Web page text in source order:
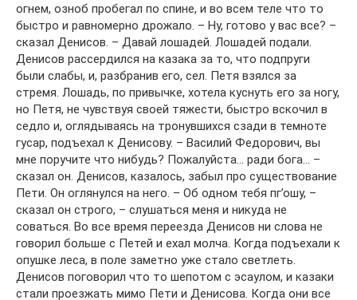
огнем, озноб пробегал по спине, и во всем теле что то
быстро и равномерно дрожало. – Ну, готово у вас все? –
сказал Денисов. – Давай лошадей. Лошадей подали.
Денисов рассердился на казака за то, что подпруги
были слабы, и, разбранив его, сел. Петя взялся за
стремя. Лошадь, по привычке, хотела куснуть его за ногу,
но Петя, не чувствуя своей тяжести, быстро вскочил в
седло и, оглядываясь на тронувшихся сзади в темноте
гусар, подъехал к Денисову. – Василий Федорович, вы
мне поручите что нибудь? Пожалуйста… ради бога… –
сказал он. Денисов, казалось, забыл про существование
Пети. Он оглянулся на него. – Об одном тебя пг’ошу, –
сказал он строго, – слушаться меня и никуда не
соваться. Во все время переезда Денисов ни слова не
говорил больше с Петей и ехал молча. Когда подъехали к
опушке леса, в поле заметно уже стало светлеть.
Денисов поговорил что то шепотом с эсаулом, и казаки
стали проезжать мимо Пети и Денисова. Когда они все